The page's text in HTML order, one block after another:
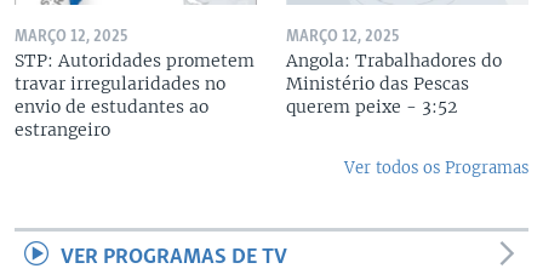
MARÇO 12, 2025
STP: Autoridades prometem
travar irregularidades no
envio de estudantes ao
estrangeiro
MARÇO 12, 2025
Angola: Trabalhadores do
Ministério das Pescas
querem peixe - 3:52
Ver todos os Programas
VER PROGRAMAS DE TV